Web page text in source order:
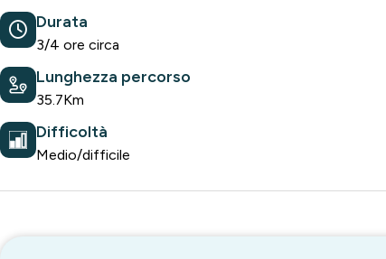
Durata
3/4 ore circa
Lunghezza percorso
35.7Km
Difficoltà
Medio/difficile